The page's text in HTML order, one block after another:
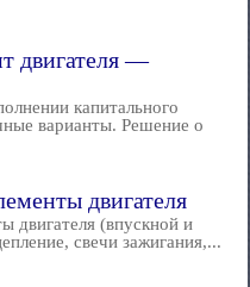
двигателя —
капитального
варианты. Решение о
двигателя
двигателя (впускной и
свечи зажигания,...